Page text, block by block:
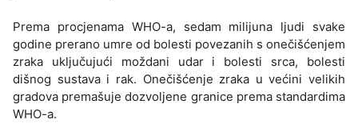
Prema procjenama WHO-a, sedam milijuna ljudi svake
godine prerano umre od bolesti povezanih s onečišćenjem
zraka uključujući moždani udar i bolesti srca, bolesti
dišnog sustava i rak. Onečišćenje zraka u većini velikih
gradova premašuje dozvoljene granice prema standardima
WHO-a.